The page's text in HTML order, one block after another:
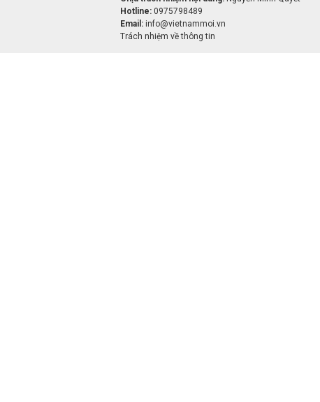
Hotline: 0975798489
Email: info@vietnammoi.vn
Trách nhiệm về thông tin